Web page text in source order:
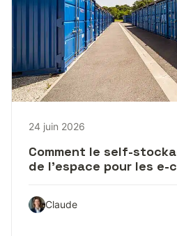
24 juin 2026
Comment le self-
de l’espace pour les e-
Claude